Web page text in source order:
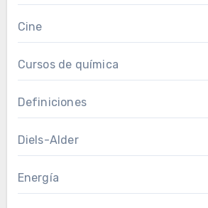
Cine
Cursos de química
Definiciones
Diels-Alder
Energía